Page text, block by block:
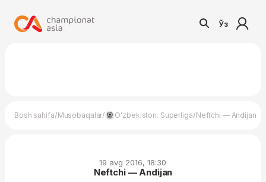
Ўз
Bosh sahifa/Musobaqalar/ O'zbekiston. Superliga/Neftchi — Andijan
19 avg 2016, 18:30
Neftchi — Andijan